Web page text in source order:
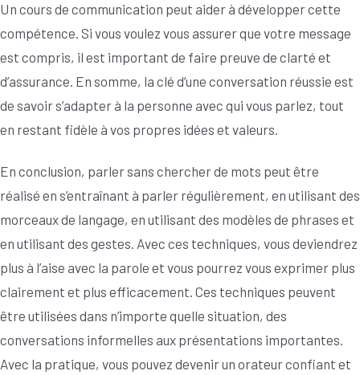
Un cours de communication peut aider à développer cette
compétence. Si vous voulez vous assurer que votre message
est compris, il est important de faire preuve de clarté et
d’assurance. En somme, la clé d’une conversation réussie est
de savoir s’adapter à la personne avec qui vous parlez, tout
en restant fidèle à vos propres idées et valeurs.
En conclusion, parler sans chercher de mots peut être
réalisé en s’entraînant à parler régulièrement, en utilisant des
morceaux de langage, en utilisant des modèles de phrases et
en utilisant des gestes. Avec ces techniques, vous deviendrez
plus à l’aise avec la parole et vous pourrez vous exprimer plus
clairement et plus efficacement. Ces techniques peuvent
être utilisées dans n’importe quelle situation, des
conversations informelles aux présentations importantes.
Avec la pratique, vous pouvez devenir un orateur confiant et